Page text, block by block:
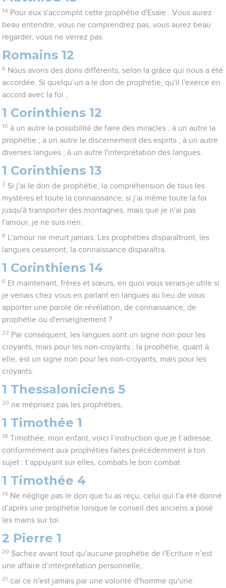
14 Pour eux s'accomplit cette prophétie d'Esaïe : Vous aurez
beau entendre, vous ne comprendrez pas, vous aurez beau
regarder, vous ne verrez pas.
Romains 12
6 Nous avons des dons différents, selon la grâce qui nous a été
accordée. Si quelqu’un a le don de prophétie, qu'il l'exerce en
accord avec la foi ;
1 Corinthiens 12
10 à un autre la possibilité de faire des miracles ; à un autre la
prophétie ; à un autre le discernement des esprits ; à un autre
diverses langues ; à un autre l'interprétation des langues.
1 Corinthiens 13
2 Si j'ai le don de prophétie, la compréhension de tous les
mystères et toute la connaissance, si j'ai même toute la foi
jusqu'à transporter des montagnes, mais que je n'ai pas
l'amour, je ne suis rien.
8
L'amour ne meurt jamais. Les prophéties disparaîtront, les
langues cesseront, la connaissance disparaîtra.
1 Corinthiens 14
6 Et maintenant, frères et sœurs, en quoi vous serais-je utile si
je venais chez vous en parlant en langues au lieu de vous
apporter une parole de révélation, de connaissance, de
prophétie ou d'enseignement ?
22 Par conséquent, les langues sont un signe non pour les
croyants, mais pour les non-croyants ; la prophétie, quant à
elle, est un signe non pour les non-croyants, mais pour les
croyants.
1 Thessaloniciens 5
20 ne méprisez pas les prophéties,
1 Timothée 1
18 Timothée, mon enfant, voici l’instruction que je t’adresse,
conformément aux prophéties faites précédemment à ton
sujet : t’appuyant sur elles, combats le bon combat
1 Timothée 4
14 Ne néglige pas le don que tu as reçu, celui qui t'a été donné
d’après une prophétie lorsque le conseil des anciens a posé
les mains sur toi.
2 Pierre 1
20 Sachez avant tout qu'aucune prophétie de l'Ecriture n’est
une affaire d’interprétation personnelle,
21 car ce n'est jamais par une volonté d'homme qu'une